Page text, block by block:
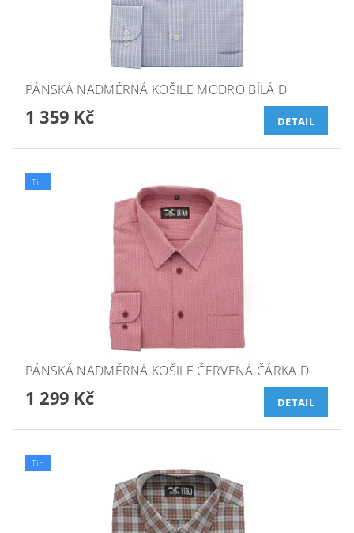
PÁNSKÁ NADMĚRNÁ KOŠILE MODRO BÍLÁ D
1 359 Kč DETAIL
Tip
PÁNSKÁ NADMĚRNÁ KOŠILE ČERVENÁ ČÁRKA D
1 299 Kč DETAIL
Tip